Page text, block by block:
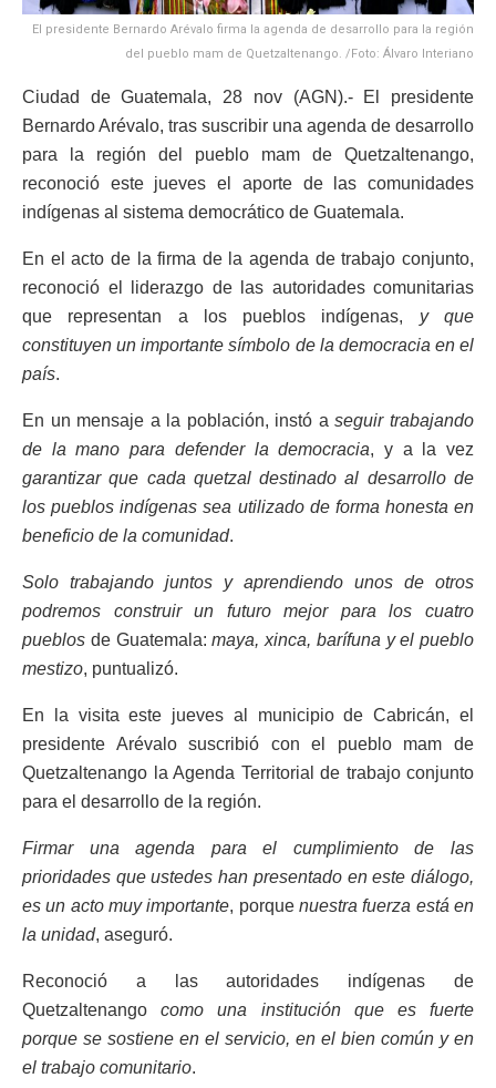
El presidente Bernardo Arévalo firma la agenda de desarrollo para la región
del pueblo mam de Quetzaltenango. /Foto: Álvaro Interiano
Ciudad de Guatemala, 28 nov (AGN).- El presidente
Bernardo Arévalo, tras suscribir una agenda de desarrollo
para la región del pueblo mam de Quetzaltenango,
reconoció este jueves el aporte de las comunidades
indígenas al sistema democrático de Guatemala.
En el acto de la firma de la agenda de trabajo conjunto,
reconoció el liderazgo de las autoridades comunitarias
que representan a los pueblos indígenas, y que
constituyen un importante símbolo de la democracia en el
país.
En un mensaje a la población, instó aseguir trabajando
de la mano para defender la democracia, y a la vez
garantizar que cada quetzal destinado al desarrollo de
los pueblos indígenas sea utilizado de forma honesta en
beneficio de la comunidad.
Solo trabajando juntos y aprendiendo unos de otros
podremos construir un futuro mejor para los cuatro
pueblos de Guatemala:maya, xinca, barífuna y el pueblo
mestizo, puntualizó.
En la visita este jueves al municipio de Cabricán, el
presidente Arévalo suscribió con el pueblo mam de
Quetzaltenango la Agenda Territorial de trabajo conjunto
para el desarrollo de la región.
Firmar una agenda para el cumplimiento de las
prioridades que ustedes han presentado en este diálogo,
es un acto muy importante, porquenuestra fuerza está en
la unidad, aseguró.
Reconoció a las autoridades indígenas de
Quetzaltenangocomo una institución que es fuerte
porque se sostiene en el servicio, en el bien común y en
el trabajo comunitario.